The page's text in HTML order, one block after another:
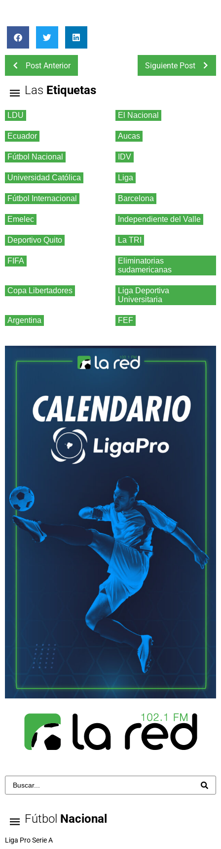
Post Anterior Siguiente Post
Las Etiquetas
LDU El Nacional
Ecuador Aucas
Fútbol Nacional IDV
Universidad Católica Liga
Fútbol Internacional Barcelona
Emelec Independiente del Valle
Deportivo Quito La TRI
FIFA
Eliminatorias
sudamericanas
Copa Libertadores
Liga Deportiva
Universitaria
Argentina FEF
Fútbol Nacional
Liga Pro Serie A